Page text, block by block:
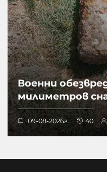
Военни
милиметров
09-08-2026г. 40